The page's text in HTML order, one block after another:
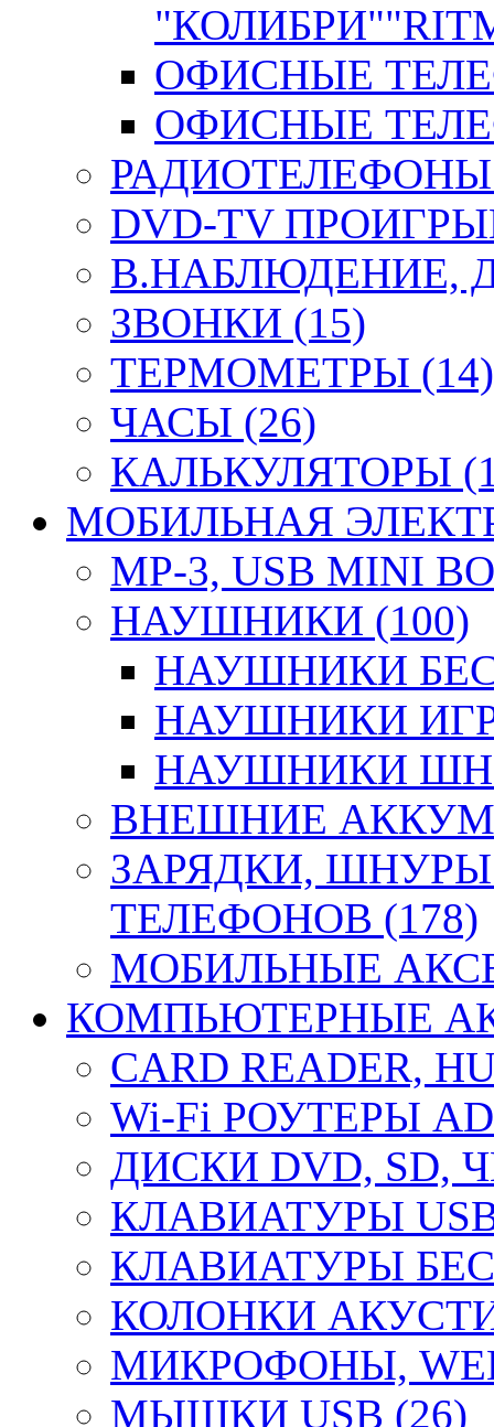
ОФИСНЫЕ
ОФИСНЫЕ
РАДИОТЕЛЕФОНЫ
DVD-TV
В.НАБЛЮДЕНИЕ,
ЗВОНКИ (15)
ТЕРМОМЕТРЫ (14)
ЧАСЫ (26)
КАЛЬКУЛЯТОРЫ
МОБИЛЬНАЯ
MP-3, USB MINI
НАУШНИКИ (100)
НАУШНИКИ
НАУШНИКИ
НАУШНИКИ
ВНЕШНИЕ
ЗАРЯДКИ,
ТЕЛЕФОНОВ (178)
МОБИЛЬНЫЕ
КОМПЬЮТЕРНЫЕ
CARD READER,
Wi-Fi РОУТЕРЫ
ДИСКИ DVD, SD,
КЛАВИАТУРЫ
КЛАВИАТУРЫ
КОЛОНКИ
МИКРОФОНЫ,
МЫШКИ USB (26)